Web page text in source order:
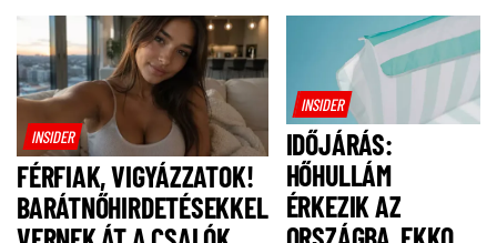
INSIDER
FÉRFIAK, VIGYÁZZATOK!
BARÁTNŐHIRDETÉSEKKEL
INSIDER
IDŐJÁRÁS:
HŐHULLÁM
ÉRKEZIK AZ